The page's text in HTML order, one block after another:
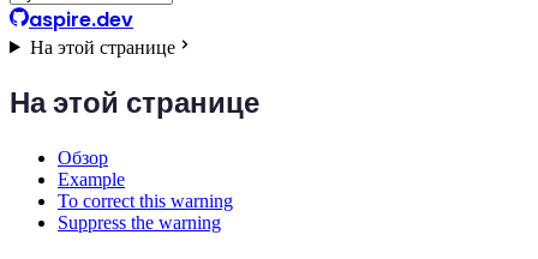
aspire.dev
На этой странице
На этой странице
Обзор
Example
To correct this warning
Suppress the warning